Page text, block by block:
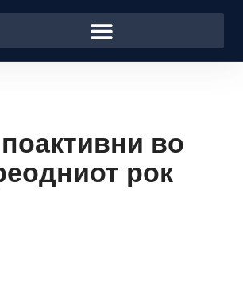
во
рок